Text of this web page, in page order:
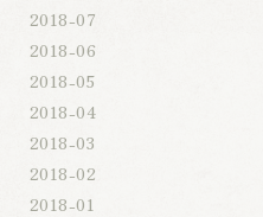
2018-07
2018-06
2018-05
2018-04
2018-03
2018-02
2018-01